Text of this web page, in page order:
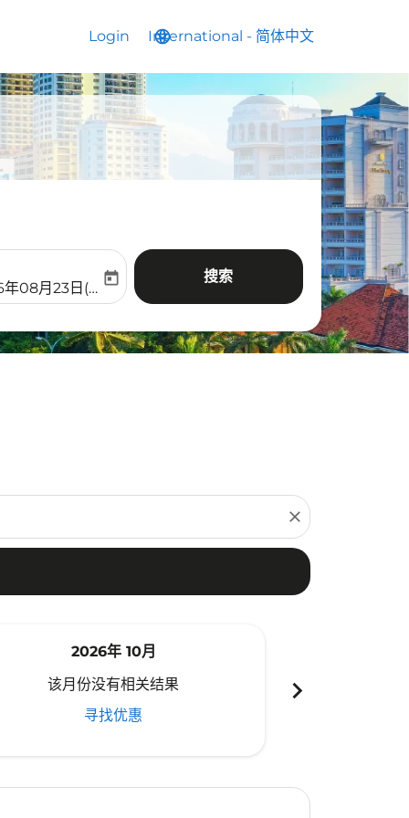
Login language
International - 简体中文
keyboard_arrow_down
labelreturn-date-aria-label
08月23日(周日)
today 搜索
close
2026年 10月
该月份没有相关结果
寻找优惠
chevron_right